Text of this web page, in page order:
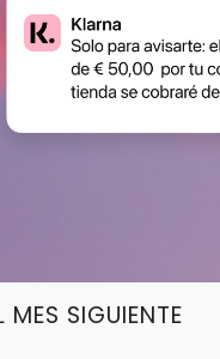
MES SIGUIENTE